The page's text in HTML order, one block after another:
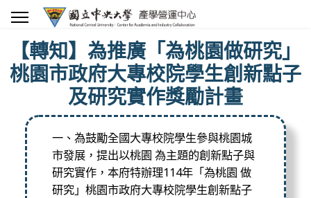
【轉知】為推廣「為桃園做研究」
桃園市政府大專校院學生創新點子
及研究實作獎勵計畫
一、為鼓勵全國大專校院學生參與桃園城
市發展，提出以桃園 為主題的創新點子與
研究實作，本府特辦理114年「為桃園 做
研究」桃園市政府大專校院學生創新點子